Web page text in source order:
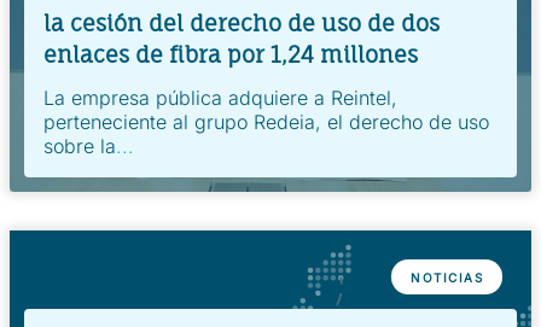
la cesión del derecho de uso de dos
enlaces de fibra por 1,24 millones
La empresa pública adquiere a Reintel,
perteneciente al grupo Redeia, el derecho de uso
sobre la...
NOTICIAS